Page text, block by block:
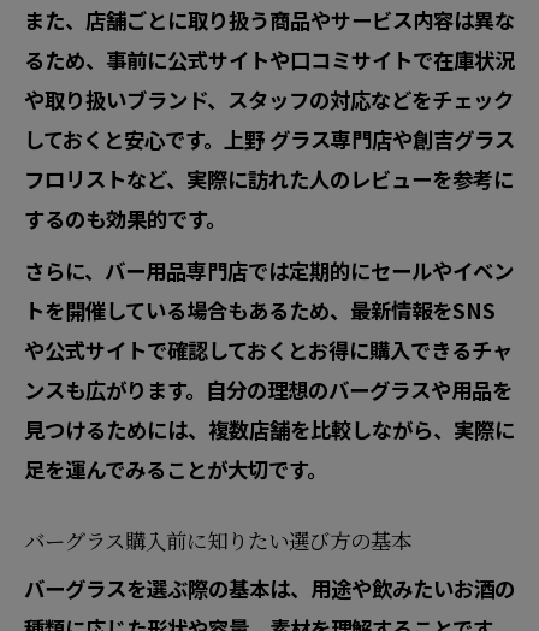
点
バー用品活用時のスマートな振る舞い方
カクテルグラス使用時のマナー入門
東京で注目されるバー用品の最新動向
今注目のバー用品を東京都でチェック
グラス専門店が提案する最新バーグッズ
バーで話題のユニークなグラス事情
カクテルグラスのトレンドと選び方
バー用品専門店の最新アイテム事情
また、店舗ごとに取り扱う商品やサービス内容は異な
るため、事前に公式サイトや口コミサイトで在庫状況
や取り扱いブランド、スタッフの対応などをチェック
しておくと安心です。上野 グラス専門店や創吉グラス
フロリストなど、実際に訪れた人のレビューを参考に
するのも効果的です。
さらに、バー用品専門店では定期的にセールやイベン
トを開催している場合もあるため、最新情報をSNS
や公式サイトで確認しておくとお得に購入できるチャ
ンスも広がります。自分の理想のバーグラスや用品を
見つけるためには、複数店舗を比較しながら、実際に
足を運んでみることが大切です。
バーグラス購入前に知りたい選び方の基本
バーグラスを選ぶ際の基本は、用途や飲みたいお酒の